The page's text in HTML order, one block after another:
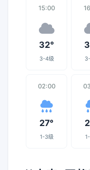
15:00
32°
3-4级
02:00
27°
1-3级